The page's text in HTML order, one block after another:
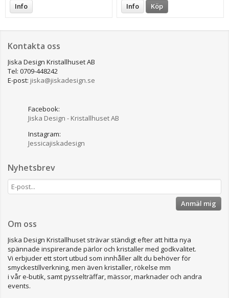
Info Info Köp
Kontakta oss
Jiska Design Kristallhuset AB
Tel: 0709-448242
E-post: jiska@jiskadesign.se
Facebook:
Jiska Design - Kristallhuset AB
Instagram:
Jessicajiskadesign
Nyhetsbrev
Anmäl mig
Om oss
Jiska Design Kristallhuset strävar ständigt efter att hitta nya
spännade inspirerande pärlor och kristaller med godkvalitet.
Vi erbjuder ett stort utbud som innhåller allt du behöver för
smyckestillverkning, men även kristaller, rökelse mm
i vår e-butik, samt pysselträffar, mässor, marknader och andra
events.